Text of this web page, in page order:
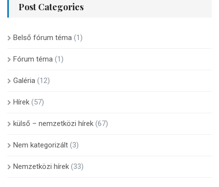
Post Categories
Belső fórum téma (1)
Fórum téma (1)
Galéria (12)
Hírek (57)
külső – nemzetközi hírek (67)
Nem kategorizált (3)
Nemzetközi hírek (33)